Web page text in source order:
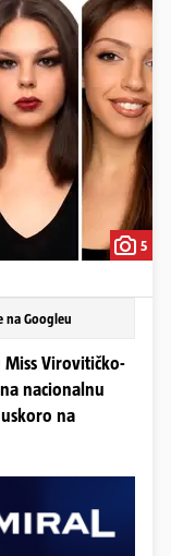
5
na Googleu
Virovitičko-
nacionalnu
na